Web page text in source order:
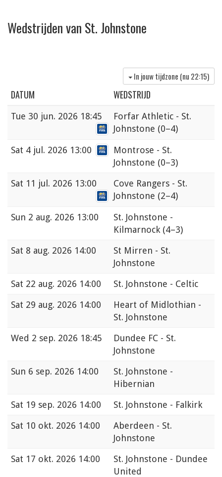
Wedstrijden van St. Johnstone
In jouw tijdzone (nu 22:15)
DATUM WEDSTRIJD
Tue 30 jun. 2026 18:45
Forfar Athletic - St.
Johnstone (0–4)
Sat 4 jul. 2026 13:00
Montrose - St.
Johnstone (0–3)
Sat 11 jul. 2026 13:00
Cove Rangers - St.
Johnstone (2–4)
Sun 2 aug. 2026 13:00
St. Johnstone -
Kilmarnock (4–3)
Sat 8 aug. 2026 14:00
St Mirren - St.
Johnstone
Sat 22 aug. 2026 14:00
St. Johnstone - Celtic
Sat 29 aug. 2026 14:00
Heart of Midlothian -
St. Johnstone
Wed 2 sep. 2026 18:45
Dundee FC - St.
Johnstone
Sun 6 sep. 2026 14:00
St. Johnstone -
Hibernian
Sat 19 sep. 2026 14:00
St. Johnstone - Falkirk
Sat 10 okt. 2026 14:00
Aberdeen - St.
Johnstone
Sat 17 okt. 2026 14:00
St. Johnstone - Dundee
United